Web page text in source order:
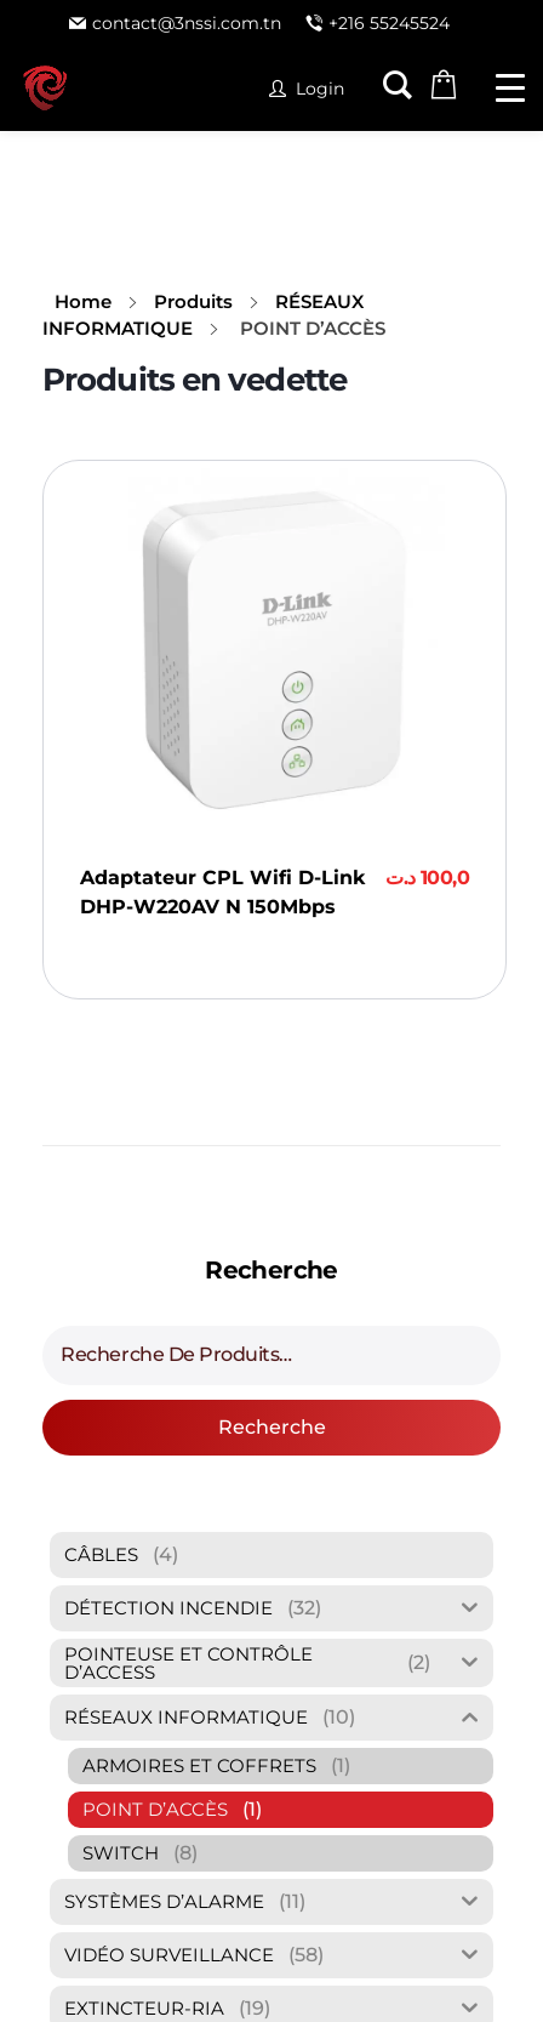
contact@3nssi.com.tn +216 55245524
Login
Home Produits
RÉSEAUX
INFORMATIQUE
POINT D’ACCÈS
Adaptateur CPL Wifi D-Link
DHP-W220AV N 150Mbps
100,0 د.ت
Recherche
Recherche
CÂBLES (4)
DÉTECTION INCENDIE
(32)
POINTEUSE ET CONTRÔLE
D’ACCESS (2)
RÉSEAUX INFORMATIQUE (10)
ARMOIRES ET COFFRETS
(1)
POINT D’ACCÈS
(1)
SWITCH
(8)
SYSTÈMES D’ALARME (11)
VIDÉO SURVEILLANCE (58)
EXTINCTEUR-RIA (19)